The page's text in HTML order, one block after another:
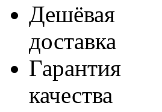
Дешёвая
доставка
Гарантия
качества